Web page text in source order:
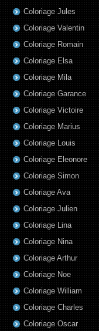
Coloriage Jules
Coloriage Valentin
Coloriage Romain
Coloriage Elsa
Coloriage Mila
Coloriage Garance
Coloriage Victoire
Coloriage Marius
Coloriage Louis
Coloriage Eleonore
Coloriage Simon
Coloriage Ava
Coloriage Julien
Coloriage Lina
Coloriage Nina
Coloriage Arthur
Coloriage Noe
Coloriage William
Coloriage Charles
Coloriage Oscar